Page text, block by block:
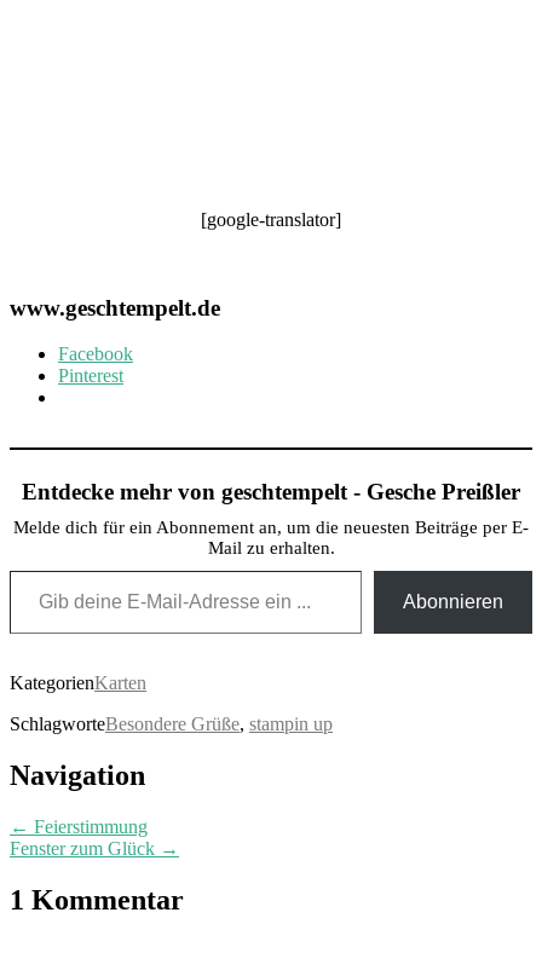
[google-translator]
www.geschtempelt.de
Facebook
Pinterest
Entdecke mehr von geschtempelt - Gesche Preißler
Melde dich für ein Abonnement an, um die neuesten Beiträge per E-
Mail zu erhalten.
Gib deine E-Mail-Adresse ein ...
Abonnieren
KategorienKarten
SchlagworteBesondere Grüße, stampin up
Post
Navigation
← Feierstimmung
Fenster zum Glück →
1 Kommentar